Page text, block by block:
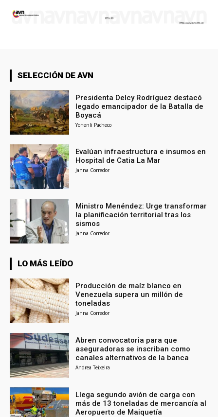
SELECCIÓN DE AVN
Presidenta Delcy Rodríguez destacó
legado emancipador de la Batalla de
Boyacá
Yohenli Pacheco
Evalúan infraestructura e insumos en
Hospital de Catia La Mar
Janna Corredor
Ministro Menéndez: Urge transformar
la planificación territorial tras los
sismos
Janna Corredor
LO MÁS LEÍDO
Producción de maíz blanco en
Venezuela supera un millón de
toneladas
Janna Corredor
Abren convocatoria para que
aseguradoras se inscriban como
canales alternativos de la banca
Andrea Teixeira
Llega segundo avión de carga con
más de 13 toneladas de mercancía al
Aeropuerto de Maiquetía